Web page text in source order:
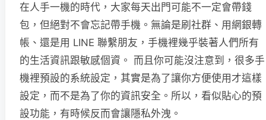
在人手一機的時代，大家每天出門可能不一定會帶錢
包，但絕對不會忘記帶手機。無論是刷社群、用網銀轉
帳、還是用 LINE 聯繫朋友，手機裡幾乎裝著人們所有
的生活資訊跟敏感個資。 而且你可能沒注意到，很多手
機裡預設的系統設定，其實是為了讓你方便使用才這樣
設定，而不是為了你的資訊安全。所以，看似貼心的預
設功能，有時候反而會讓隱私外洩。